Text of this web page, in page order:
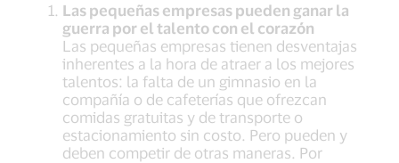
Las pequeñas empresas pueden ganar la
guerra por el talento con el corazón
Las pequeñas empresas tienen desventajas
inherentes a la hora de atraer a los mejores
talentos: la falta de un gimnasio en la
compañía o de cafeterías que ofrezcan
comidas gratuitas y de transporte o
estacionamiento sin costo. Pero pueden y
deben competir de otras maneras. Por